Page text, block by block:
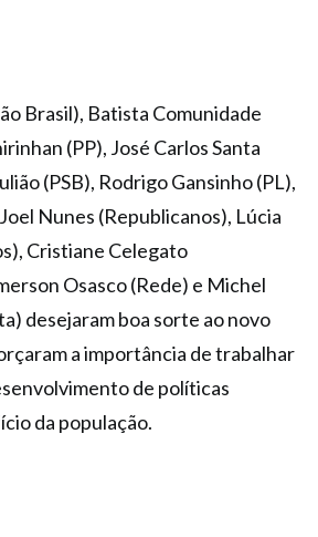
Brasil), Batista Comunidade
(PP), José Carlos Santa
(PSB), Rodrigo Gansinho (PL),
Nunes (Republicanos), Lúcia
Cristiane Celegato
Osasco (Rede) e Michel
desejaram boa sorte ao novo
a importância de trabalhar
de políticas
da população.